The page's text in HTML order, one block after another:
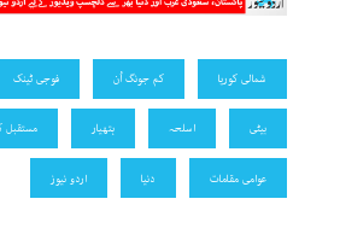
شمالی کوریا کم جونگ اُن فوجی ٹینک
بیٹی اسلحہ ہتھیار مستقبل
عوامی مقامات دنیا اردو نیوز